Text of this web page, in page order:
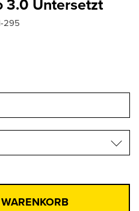
3.0 Untersetzt
295